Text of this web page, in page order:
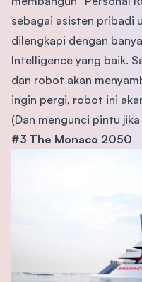
sebagai asisten pribadi
dilengkapi dengan
Intelligence yang baik.
dan robot akan
ingin pergi, robot ini
(Dan mengunci pintu
#3 The Monaco 2050